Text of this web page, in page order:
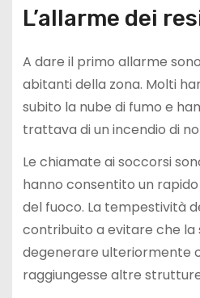
L’allarme dei
A dare il primo allarme
abitanti della zona. Molti
subito la nube di fumo e
trattava di un incendio di
Le chiamate ai soccorsi
hanno consentito un
del fuoco. La tempestività
contribuito a evitare che la
degenerare ulteriormente
raggiungesse altre